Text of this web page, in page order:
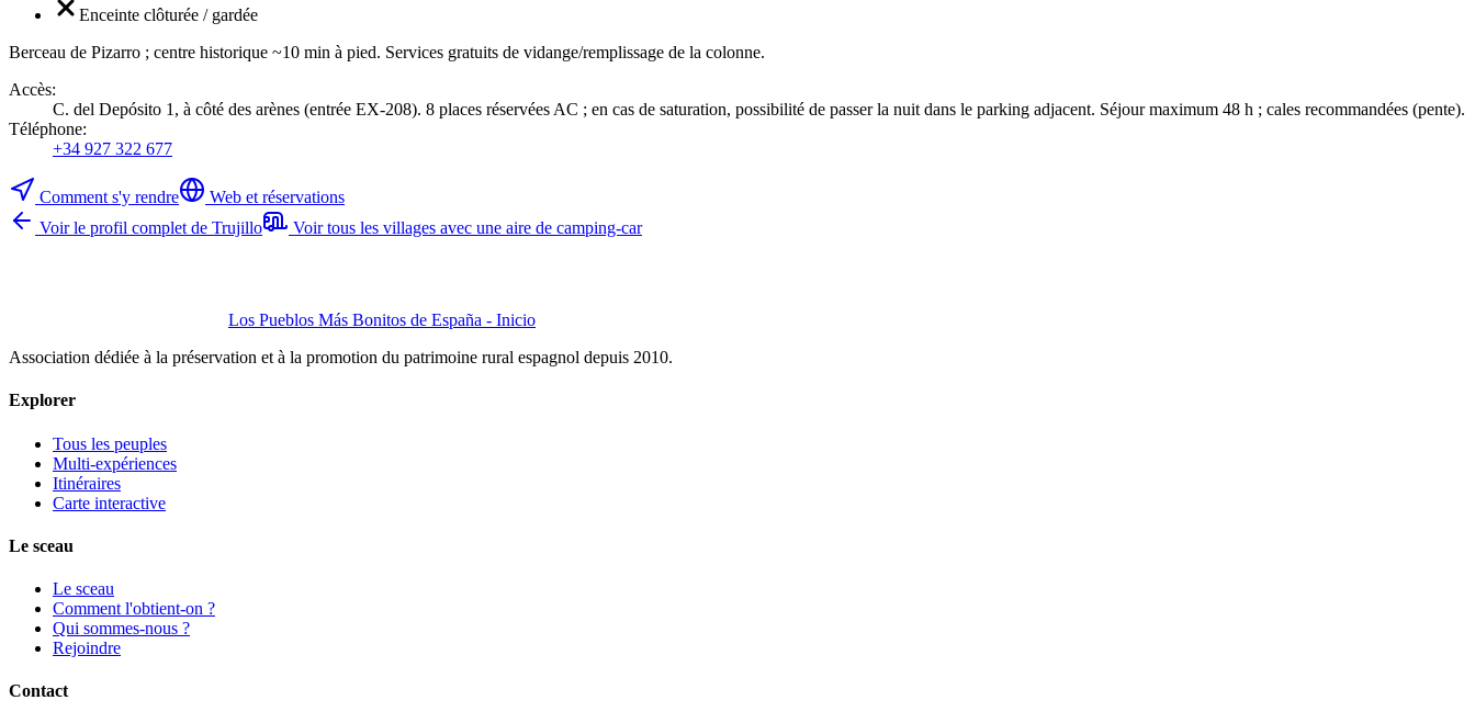
Enceinte clôturée / gardée
Berceau de Pizarro ; centre historique ~10 min à pied. Services gratuits de vidange/remplissage de la colonne.
Accès:
C. del Depósito 1, à côté des arènes (entrée EX-208). 8 places réservées AC ; en cas de saturation, possibilité de passer la nuit dans le parking adjacent. Séjour maximum 48 h ; cales recommandées (pente).
Téléphone:
+34 927 322 677
Comment s'y rendre
Web et réservations
Voir le profil complet de Trujillo
Voir tous les villages avec une aire de camping-car
Los Pueblos Más Bonitos de España - Inicio
Association dédiée à la préservation et à la promotion du patrimoine rural espagnol depuis 2010.
Explorer
Tous les peuples
Multi-expériences
Itinéraires
Carte interactive
Le sceau
Le sceau
Comment l'obtient-on ?
Qui sommes-nous ?
Rejoindre
Contact